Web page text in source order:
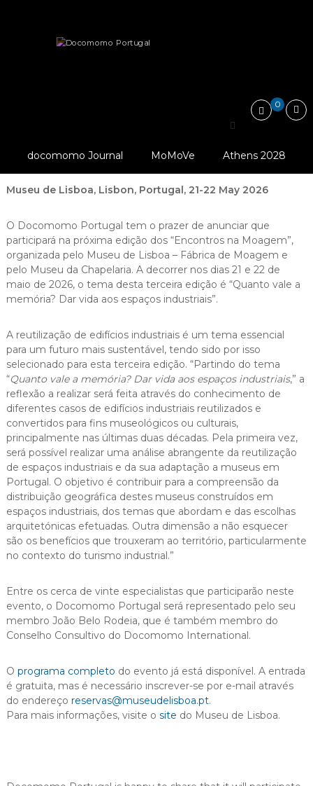
International
and
Neighbourhoods
of
Movement
0
docomomo Journal MoMoVe Athens 2028
Museu De Lisboa
Conference: Quanto Vale
espaços industriais
Museu de Lisboa, Lisbon, Portugal, 21-22 May 2026
O Docomomo Portugal tem o prazer de anunciar que
participará na próxima edição dos “Encontros na Moagem”,
organizada pelo Museu de Lisboa – Fábrica de Moagem e
pelo Museu da Chapelaria. A decorrer nos dias 21 e 22 de
maio de 2026, o tema desta terceira edição é “Quanto vale a
memória? Dar vida aos espaços industriais”.
A reutilização de edifícios industriais é um tema essencial
para um futuro mais sustentável, tendo sido por isso
selecionado para esta terceira edição. “Partindo do tema
“Quanto vale a memória? Dar vida aos espaços industriais,” a
reflexão a realizar será feita através do conhecimento de
diferentes casos de edifícios industriais reutilizados e
convertidos para fins museológicos ou culturais,
principalmente nas últimas duas décadas. Pela primeira vez,
será possível realizar uma análise abrangente da reutilização
de espaços industriais e da sua adaptação a museus em
Portugal. O objetivo é contribuir para a compreensão da
distribuição geográfica destes museus construídos em
espaços industriais, dos temas que abordam e das escolhas
arquitetónicas efetuadas. Outra dimensão a não esquecer
são os benefícios que trouxeram ao território, particularmente
no contexto do turismo industrial.”
Entre os cerca de vinte especialistas que participarão neste
evento, o Docomomo Portugal será representado pelo seu
membro João Belo Rodeia, que é também membro do
Conselho Consultivo do Docomomo International.
O programa completo do evento já está disponível. A entrada
é gratuita, mas é necessário inscrever-se por e-mail através
do endereço reservas@museudelisboa.pt.
Para mais informações, visite o site do Museu de Lisboa.